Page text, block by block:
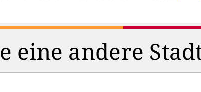
eine andere